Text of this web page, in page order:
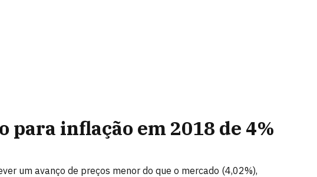
para inflação em 2018 de 4%
um avanço de preços menor do que o mercado (4,02%),